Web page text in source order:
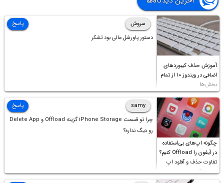
آموزش حذف کیبوردهای
اضافی در ویندوز ۱۰ از تمام
بخش‌ها
سروش
دستور پاورشل عالی بود تشکر
پاسخ
چگونه اپ‌های بی‌استفاده
در آیفون را Offload کنیم؟
تفاوت حذف و آفلود اپ
چیست؟
samy
چرا تو قسمت iPhone Storage گزینه Offload و Delete App
رو دیگ نداره؟
پاسخ